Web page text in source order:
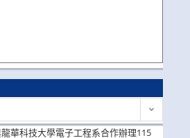
華科技大學電子工程系合作辦理115